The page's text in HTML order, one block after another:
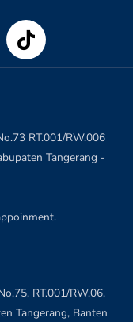
RT.001/RW.006
Tangerang -
RT.001/RW,06,
Tangerang, Banten